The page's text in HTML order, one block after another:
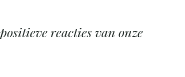
reacties van onze